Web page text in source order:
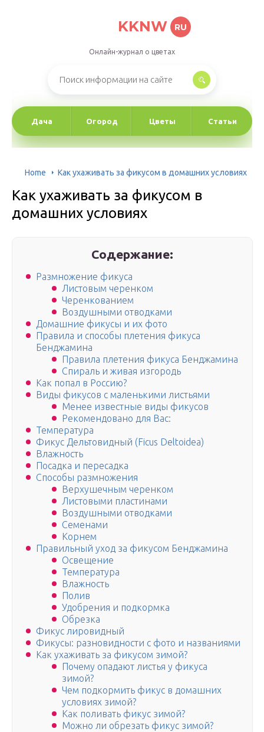
KKNW RU
Онлайн-журнал о цветах
Дача Огород Цветы Статьи
Home Как ухаживать за фикусом в домашних условиях
Как ухаживать за фикусом в
домашних условиях
Содержание:
Размножение фикуса
Листовым черенком
Черенкованием
Воздушными отводками
Домашние фикусы и их фото
Правила и способы плетения фикуса
Бенджамина
Правила плетения фикуса Бенджамина
Спираль и живая изгородь
Как попал в Россию?
Виды фикусов с маленькими листьями
Менее известные виды фикусов
Рекомендовано для Вас:
Температура
Фикус Дельтовидный (Ficus Deltoidea)
Влажность
Посадка и пересадка
Способы размножения
Верхушечным черенком
Листовыми пластинами
Воздушными отводками
Семенами
Корнем
Правильный уход за фикусом Бенджамина
Освещение
Температура
Влажность
Полив
Удобрения и подкормка
Обрезка
Фикус лировидный
Фикусы: разновидности с фото и названиями
Как ухаживать за фикусом зимой?
Почему опадают листья у фикуса
зимой?
Чем подкормить фикус в домашних
условиях зимой?
Как поливать фикус зимой?
Можно ли обрезать фикус зимой?